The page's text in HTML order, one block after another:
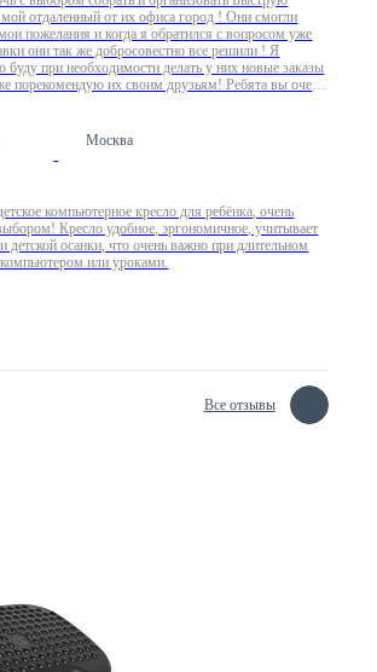
отдаленный от их офиса город ! Они смогли
пожелания и когда я обратился с вопросом уже
они так же добросовестно все решили ! Я
буду при необходимости делать у них новые заказы
порекомендую их своим друзьям! Ребята вы очень
Москва
компьютерное кресло для ребёнка, очень
Кресло удобное, эргономичное, учитывает
детской осанки, что очень важно при длительном
компьютером или уроками.
Все отзывы